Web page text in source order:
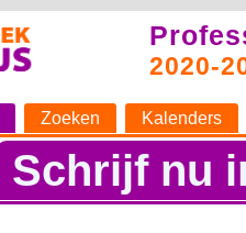
2020-
Zoeken Kalenders
Schrijf nu